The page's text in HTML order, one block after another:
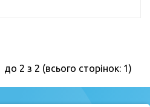
до 2 з 2 (всього сторінок: 1)